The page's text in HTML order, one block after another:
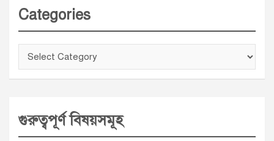
Categories
Categories
গুরুত্বপূর্ণ বিষয়সমূহ